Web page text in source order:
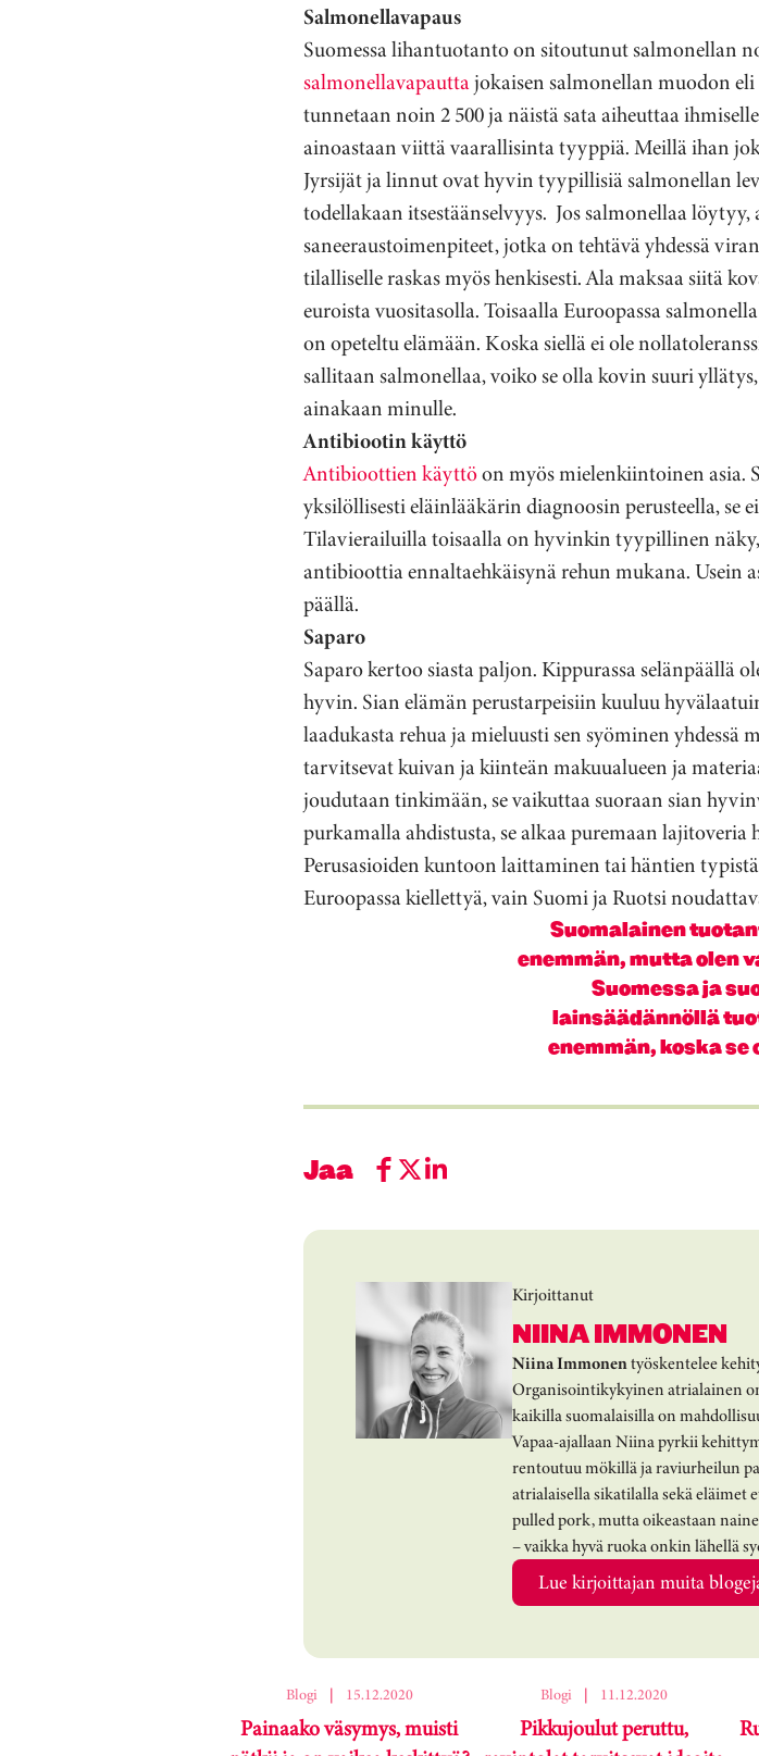
Salmonellavapaus
Suomessa lihantuotanto on sitoutunut salmonellan
salmonellavapauttajokaisen salmonellan muodon
tunnetaan noin 2 500 ja näistä sata aiheuttaa
ainoastaan viittä vaarallisinta tyyppiä. Meillä ihan
Jyrsijät ja linnut ovat hyvin tyypillisiä salmonellan
todellakaan itsestäänselvyys. Jos salmonellaa löytyy,
saneeraustoimenpiteet, jotka on tehtävä yhdessä
tilalliselle raskas myös henkisesti. Ala maksaa siitä
euroista vuositasolla. Toisaalla Euroopassa
on opeteltu elämään. Koska siellä ei ole
sallitaan salmonellaa, voiko se olla kovin suuri
ainakaan minulle.
Antibiootin käyttö
Antibioottien käyttöon myös mielenkiintoinen asia.
yksilöllisesti eläinlääkärin diagnoosin perusteella, se
Tilavierailuilla toisaalla on hyvinkin tyypillinen näky,
antibioottia ennaltaehkäisynä rehun mukana. Usein
päällä.
Saparo
Saparo kertoo siasta paljon. Kippurassa selänpäällä
hyvin. Sian elämän perustarpeisiin kuuluu
laadukasta rehua ja mieluusti sen syöminen yhdessä
tarvitsevat kuivan ja kiinteän makuualueen ja
joudutaan tinkimään, se vaikuttaa suoraan sian
purkamalla ahdistusta, se alkaa puremaan
Perusasioiden kuntoon laittaminen tai häntien
Euroopassa kiellettyä, vain Suomi ja Ruotsi
Suomalainen
enemmän, mutta olen
Suomessa ja
lainsäädännöllä
enemmän, koska se
Jaa
Kirjoittanut
NIINA IMMONEN
Niina Immonentyöskentelee
Organisointikykyinen atrialainen
kaikilla suomalaisilla on
Vapaa-ajallaan Niina pyrkii
rentoutuu mökillä ja raviurheilun
atrialaisella sikatilalla sekä
pulled pork, mutta oikeastaan
– vaikka hyvä ruoka onkin lähellä
Lue kirjoittajan muita
Ohita korttikaruselli
Blogi | 15.12.2020
Painaako väsymys, muisti
Blogi | 11.12.2020
Pikkujoulut peruttu,